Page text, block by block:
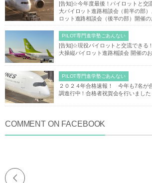
[告知]☆今年度最後！パイロットと交
大パイロット進路相談会（前半の部
ロット進路相談会（後半の部）開催
PILOT専門進学塾ごあんない
[告知]☆現役パイロットと交流できる
大操縦パイロット進路相談会 開催の
PILOT専門進学塾ごあんない
２０２４年合格速報！ 今年も7名が
調進行中！合格者祝賀会を行いました
COMMENT ON FACEBOOK